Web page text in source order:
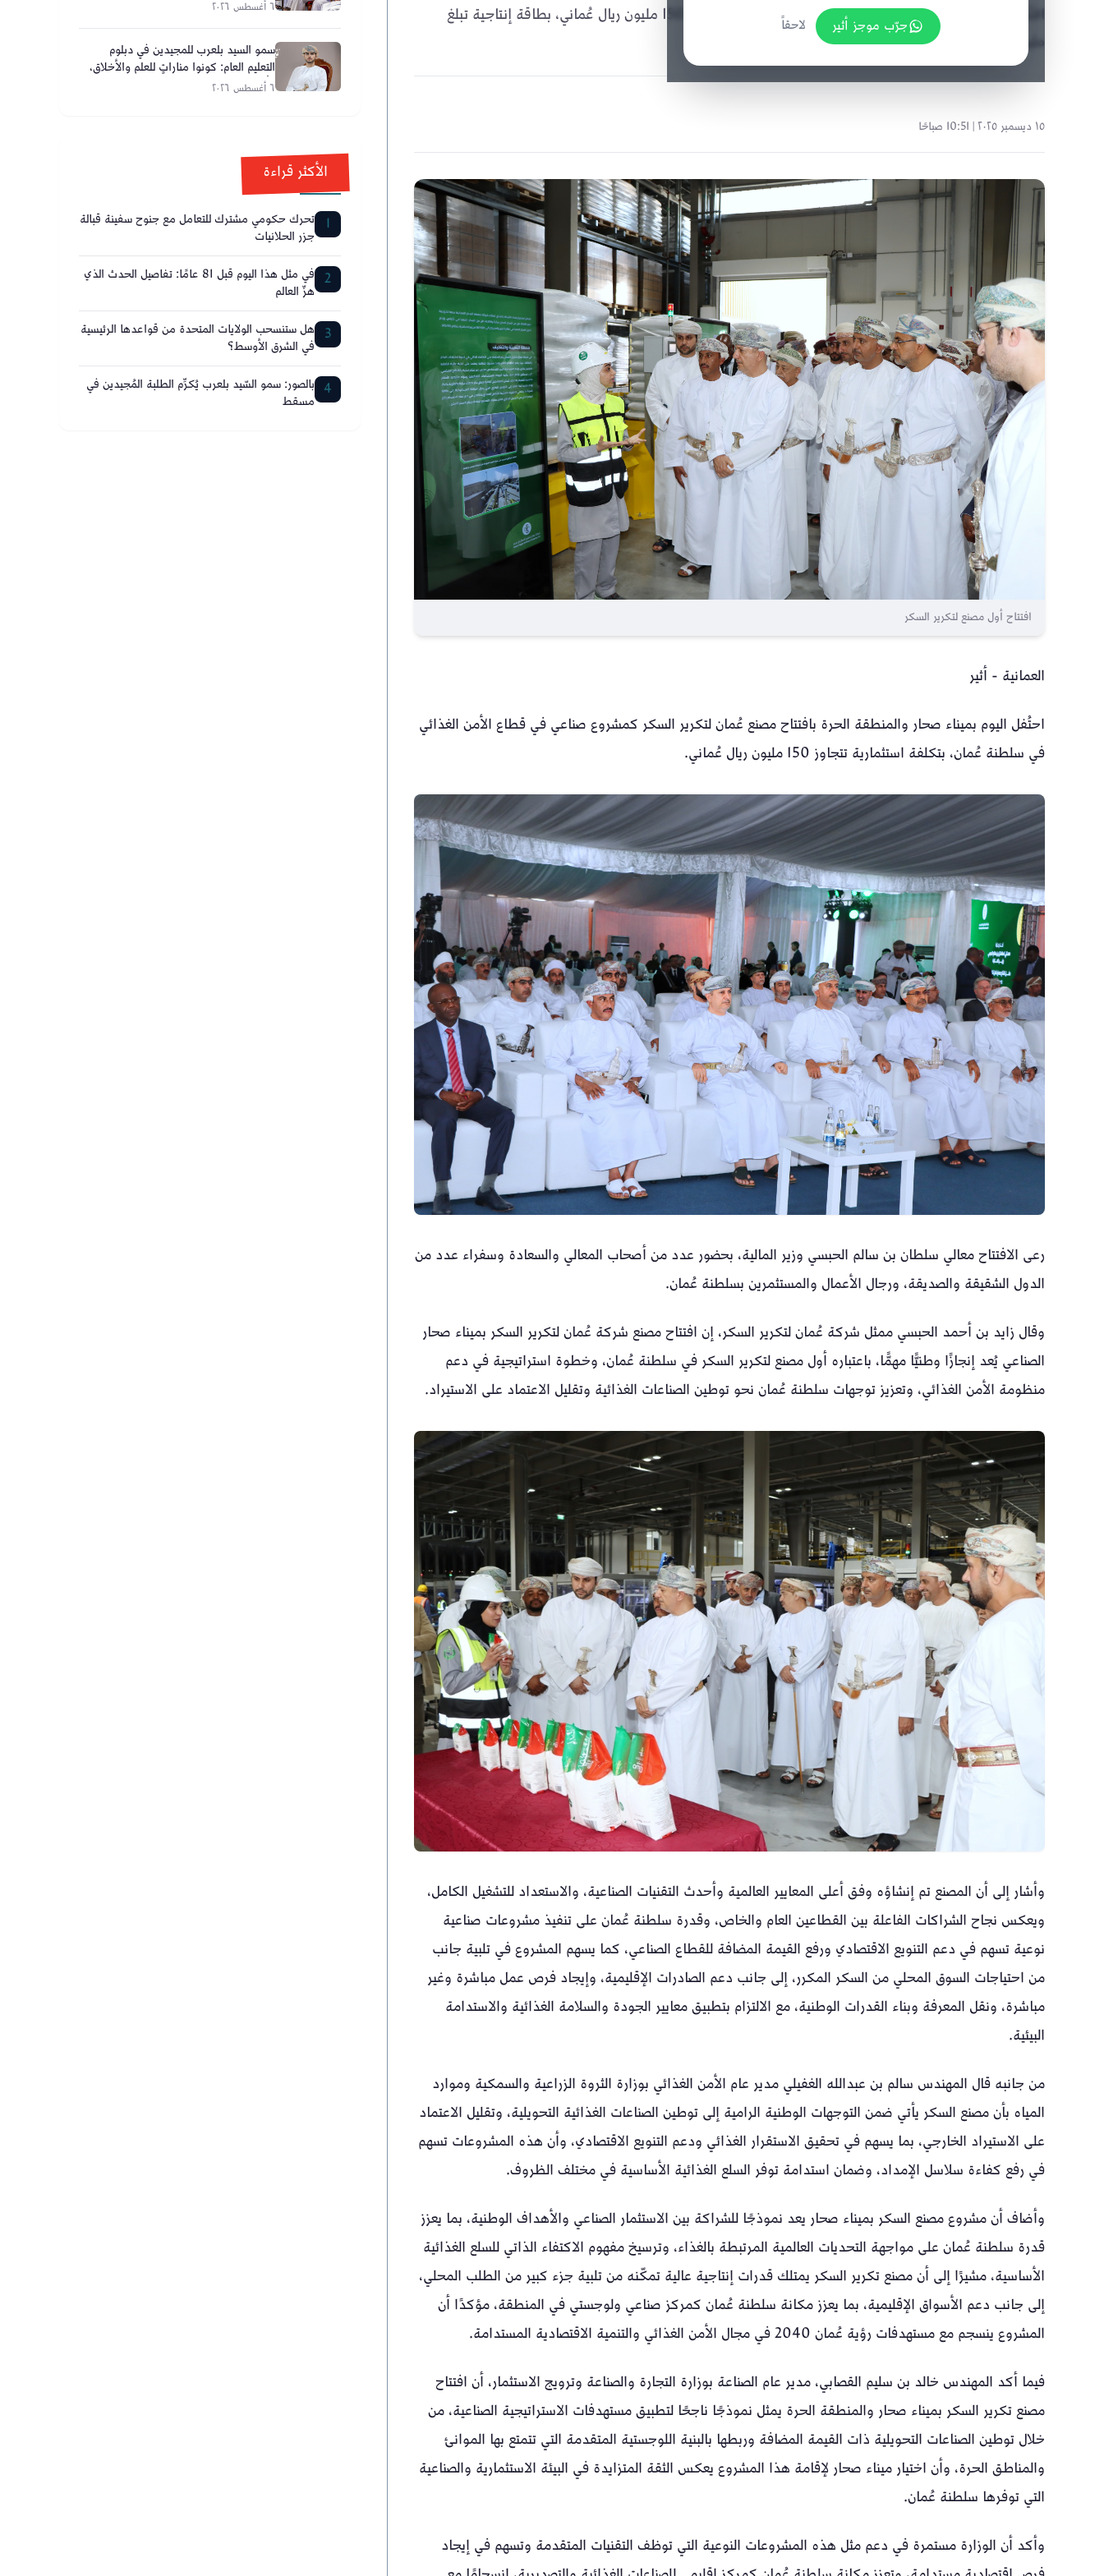
افتُتح مصنع عُمان لتكرير السكر في ميناء صحار باستثمار يتجاوز 150 مليون ريال عُماني، بطاقة إنتاجية تبلغ
مليون طن سنويًا، تمهيدًا للتشغيل التجاري في يناير 2026.
١٥ ديسمبر ٢٠٢٥ | 10:51 صباحًا
افتتاح أول مصنع لتكرير السكر
العمانية - أثير
احتُفل اليوم بميناء صحار والمنطقة الحرة بافتتاح مصنع عُمان لتكرير السكر كمشروع صناعي في قطاع الأمن الغذائي
في سلطنة عُمان، بتكلفة استثمارية تتجاوز 150 مليون ريال عُماني.
رعى الافتتاح معالي سلطان بن سالم الحبسي وزير المالية، بحضور عدد من أصحاب المعالي والسعادة وسفراء عدد من
الدول الشقيقة والصديقة، ورجال الأعمال والمستثمرين بسلطنة عُمان.
وقال زايد بن أحمد الحبسي ممثل شركة عُمان لتكرير السكر، إن افتتاح مصنع شركة عُمان لتكرير السكر بميناء صحار
الصناعي يُعد إنجازًا وطنيًّا مهمًّا، باعتباره أول مصنع لتكرير السكر في سلطنة عُمان، وخطوة استراتيجية في دعم
منظومة الأمن الغذائي، وتعزيز توجهات سلطنة عُمان نحو توطين الصناعات الغذائية وتقليل الاعتماد على الاستيراد.
وأشار إلى أن المصنع تم إنشاؤه وفق أعلى المعايير العالمية وأحدث التقنيات الصناعية، والاستعداد للتشغيل الكامل،
ويعكس نجاح الشراكات الفاعلة بين القطاعين العام والخاص، وقدرة سلطنة عُمان على تنفيذ مشروعات صناعية
نوعية تسهم في دعم التنويع الاقتصادي ورفع القيمة المضافة للقطاع الصناعي، كما يسهم المشروع في تلبية جانب
من احتياجات السوق المحلي من السكر المكرر، إلى جانب دعم الصادرات الإقليمية، وإيجاد فرص عمل مباشرة وغير
مباشرة، ونقل المعرفة وبناء القدرات الوطنية، مع الالتزام بتطبيق معايير الجودة والسلامة الغذائية والاستدامة
البيئية.
من جانبه قال المهندس سالم بن عبدالله الغفيلي مدير عام الأمن الغذائي بوزارة الثروة الزراعية والسمكية وموارد
المياه بأن مصنع السكر يأتي ضمن التوجهات الوطنية الرامية إلى توطين الصناعات الغذائية التحويلية، وتقليل الاعتماد
على الاستيراد الخارجي، بما يسهم في تحقيق الاستقرار الغذائي ودعم التنويع الاقتصادي، وأن هذه المشروعات تسهم
في رفع كفاءة سلاسل الإمداد، وضمان استدامة توفر السلع الغذائية الأساسية في مختلف الظروف.
وأضاف أن مشروع مصنع السكر بميناء صحار يعد نموذجًا للشراكة بين الاستثمار الصناعي والأهداف الوطنية، بما يعزز
قدرة سلطنة عُمان على مواجهة التحديات العالمية المرتبطة بالغذاء، وترسيخ مفهوم الاكتفاء الذاتي للسلع الغذائية
الأساسية، مشيرًا إلى أن مصنع تكرير السكر يمتلك قدرات إنتاجية عالية تمكّنه من تلبية جزء كبير من الطلب المحلي،
إلى جانب دعم الأسواق الإقليمية، بما يعزز مكانة سلطنة عُمان كمركز صناعي ولوجستي في المنطقة، مؤكدًا أن
المشروع ينسجم مع مستهدفات رؤية عُمان 2040 في مجال الأمن الغذائي والتنمية الاقتصادية المستدامة.
فيما أكد المهندس خالد بن سليم القصابي، مدير عام الصناعة بوزارة التجارة والصناعة وترويج الاستثمار، أن افتتاح
مصنع تكرير السكر بميناء صحار والمنطقة الحرة يمثل نموذجًا ناجحًا لتطبيق مستهدفات الاستراتيجية الصناعية، من
خلال توطين الصناعات التحويلية ذات القيمة المضافة وربطها بالبنية اللوجستية المتقدمة التي تتمتع بها الموانئ
والمناطق الحرة، وأن اختيار ميناء صحار لإقامة هذا المشروع يعكس الثقة المتزايدة في البيئة الاستثمارية والصناعية
التي توفرها سلطنة عُمان.
وأكد أن الوزارة مستمرة في دعم مثل هذه المشروعات النوعية التي توظف التقنيات المتقدمة وتسهم في إيجاد
جرّب موجز أثير
لاحقاً
٦ أغسطس ٢٠٢٦
سمو السيد بلعرب للمجيدين في دبلوم
التعليم العام: كونوا مناراتٍ للعلم والأخلاق،
وأحلامكم تصنع مستقبل عُمان
٦ أغسطس ٢٠٢٦
الأكثر قراءة
1 تحرك حكومي مشترك للتعامل مع جنوح سفينة قبالة
جزر الحلانيات
2 في مثل هذا اليوم قبل 81 عامًا: تفاصيل الحدث الذي
هزّ العالم
3 هل ستنسحب الولايات المتحدة من قواعدها الرئيسية
في الشرق الأوسط؟
4 بالصور: سمو السّيد بلعرب يُكرِّم الطلبة المُجيدين في
مسقط